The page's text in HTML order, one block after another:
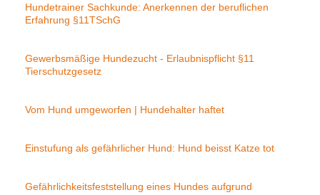
Hundetrainer Sachkunde: Anerkennen der beruflichen
Erfahrung §11TSchG
Gewerbsmäßige Hundezucht - Erlaubnispflicht §11
Tierschutzgesetz
Vom Hund umgeworfen | Hundehalter haftet
Einstufung als gefährlicher Hund: Hund beisst Katze tot
Gefährlichkeitsfeststellung eines Hundes aufgrund